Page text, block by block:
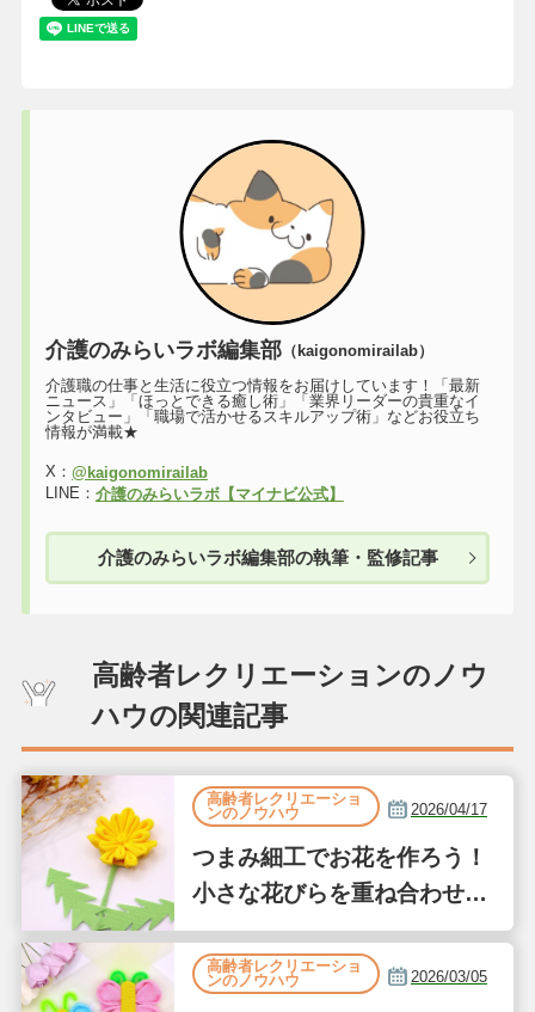
介護のみらいラボ編集部（kaigonomirailab）
介護職の仕事と生活に役立つ情報をお届けしています！「最新
ニュース」「ほっとできる癒し術」「業界リーダーの貴重なイ
ンタビュー」「職場で活かせるスキルアップ術」などお役立ち
情報が満載★
X： @kaigonomirailab
LINE： 介護のみらいラボ【マイナビ公式】
介護のみらいラボ編集部の執筆・監修記事
高齢者レクリエーションのノウ
ハウの関連記事
高齢者レクリエーショ
ンのノウハウ
2026/04/17
つまみ細工でお花を作ろう！
小さな花びらを重ね合わせて
作るたんぽぽ風
高齢者レクリエーショ
ンのノウハウ
2026/03/05